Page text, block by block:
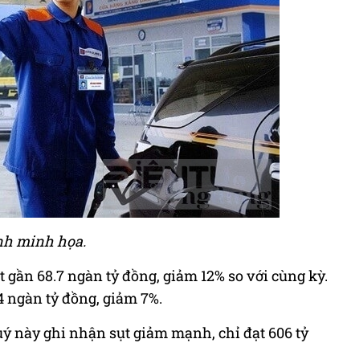
minh họa.
68.7 ngàn tỷ đồng, giảm 12% so với cùng kỳ.
tỷ đồng, giảm 7%.
này ghi nhận sụt giảm mạnh, chỉ đạt 606 tỷ